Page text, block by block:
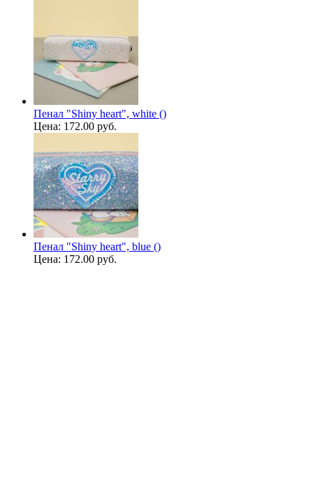
Пенал "Shiny heart", white ()
Цена: 172.00 руб.
Пенал "Shiny heart", blue ()
Цена: 172.00 руб.